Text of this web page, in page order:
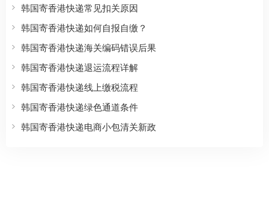
韩国寄香港快递常见扣关原因
韩国寄香港快递如何自报自缴？
韩国寄香港快递海关编码错误后果
韩国寄香港快递退运流程详解
韩国寄香港快递线上缴税流程
韩国寄香港快递绿色通道条件
韩国寄香港快递电商小包清关新政